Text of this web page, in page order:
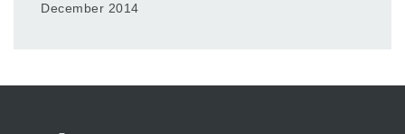
December 2014